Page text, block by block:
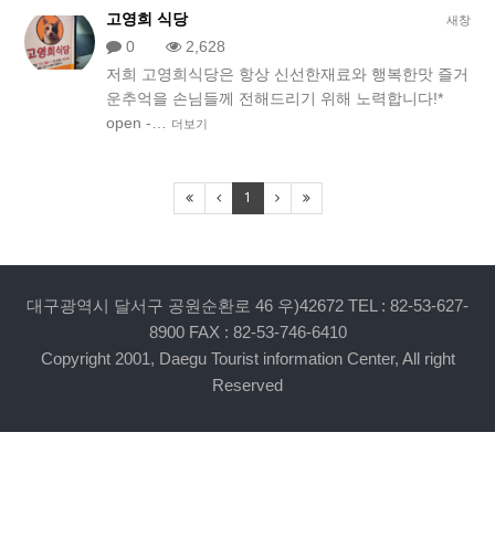
새창
고영희 식당
0
2,628
저희 고영희식당은 항상 신선한재료와 행복한맛 즐거
운추억을 손님들께 전해드리기 위해 노력합니다!*
open -…
더보기
1
대구광역시 달서구 공원순환로 46 우)42672 TEL : 82-53-627-
8900 FAX : 82-53-746-6410
Copyright 2001, Daegu Tourist information Center, All right
Reserved